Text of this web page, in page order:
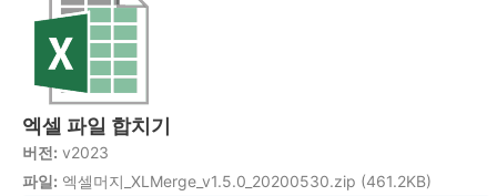
엑셀 파일 합치기
버전: v2023
파일: 엑셀머지_XLMerge_v1.5.0_20200530.zip (461.2KB)